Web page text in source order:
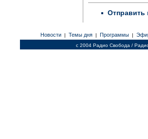
Отправить
Новости | Темы дня | Программы |
c 2004 Радио Свобода /